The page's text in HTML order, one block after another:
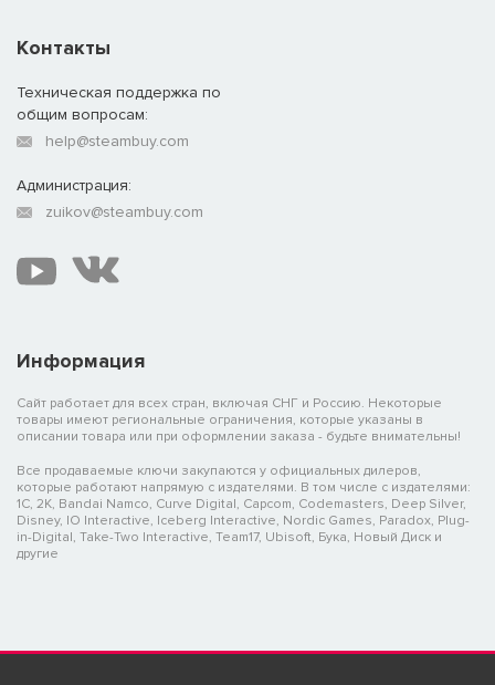
Информация
Сайт работает для всех стран, включая СНГ и Россию. Некоторые
товары имеют региональные ограничения, которые указаны в
описании товара или при оформлении заказа - будьте внимательны!
Все продаваемые ключи закупаются у официальных дилеров,
которые работают напрямую с издателями. В том числе с издателями:
1C, 2K, Bandai Namco, Curve Digital, Capcom, Codemasters, Deep Silver,
Disney, IO Interactive, Iceberg Interactive, Nordic Games, Paradox, Plug-
in-Digital, Take-Two Interactive, Team17, Ubisoft, Бука, Новый Диск и
другие
Контакты
Техническая поддержка по
общим вопросам:
help@steambuy.com
Администрация:
zuikov@steambuy.com